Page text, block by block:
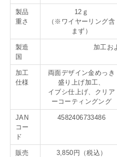
製品
重さ
12ｇ
（※ワイヤーリング含
まず）
製造
国
加工お
加工
仕様
両面デザイン金めっき
盛り上げ加工、
イブシ仕上げ、クリア
ーコーティングング
JAN
コー
ド
4582406733486
販売
3,850円（税込）